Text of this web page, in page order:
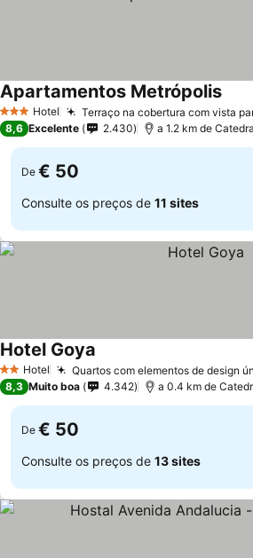
3 EstrelasHotel Terraço na cobertura com vista
Apartamentos MetrópolisVer
8,6 Excelente 2.430 a 1.2 km de
De € 50
Consulte os preços de 11 sites
2 Estrelas
Hotel Quartos com elementos de design
Hotel Goya
8,3 Muito boa 4.342 a 0.4 km de
De € 50
Consulte os preços de 13 sites